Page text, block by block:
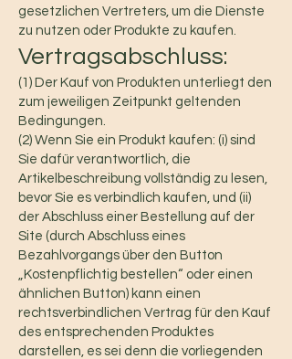
gesetzlichen Vertreters, um die Dienste
zu nutzen oder Produkte zu kaufen.
Vertragsabschluss:
(1) Der Kauf von Produkten unterliegt den
zum jeweiligen Zeitpunkt geltenden
Bedingungen.
(2) Wenn Sie ein Produkt kaufen: (i) sind
Sie dafür verantwortlich, die
Artikelbeschreibung vollständig zu lesen,
bevor Sie es verbindlich kaufen, und (ii)
der Abschluss einer Bestellung auf der
Site (durch Abschluss eines
Bezahlvorgangs über den Button
„Kostenpflichtig bestellen“ oder einen
ähnlichen Button) kann einen
rechtsverbindlichen Vertrag für den Kauf
des entsprechenden Produktes
darstellen, es sei denn die vorliegenden